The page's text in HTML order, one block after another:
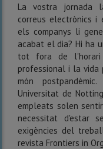
La vostra jornada
correus electrònics
els companys li
acabat el dia? Hi ha
tot fora de
professional i la vida
món
Universitat de
empleats solen
necessitat d'estar
exigències del
revista Frontiers in